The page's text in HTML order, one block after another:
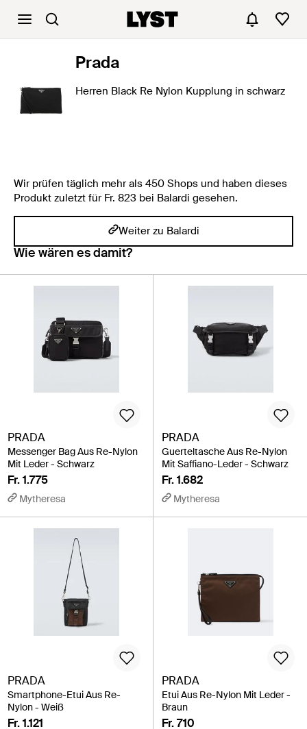
Prada
Herren Black Re Nylon Kupplung in schwarz
Wir prüfen täglich mehr als 450 Shops und haben dieses
Produkt zuletzt für Fr. 823 bei Balardi gesehen.
Weiter zu Balardi
Wie wären es damit?
PRADA
Messenger Bag Aus Re-Nylon
Mit Leder - Schwarz
Fr. 1.775
Mytheresa
PRADA
Guerteltasche Aus Re-Nylon
Mit Saffiano-Leder - Schwarz
Fr. 1.682
Mytheresa
PRADA
Smartphone-Etui Aus Re-
Nylon - Weiß
Fr. 1.121
PRADA
Etui Aus Re-Nylon Mit Leder -
Braun
Fr. 710